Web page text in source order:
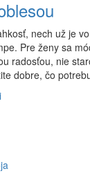
nech už je
Pre ženy sa
radosťou, nie
dobre, čo